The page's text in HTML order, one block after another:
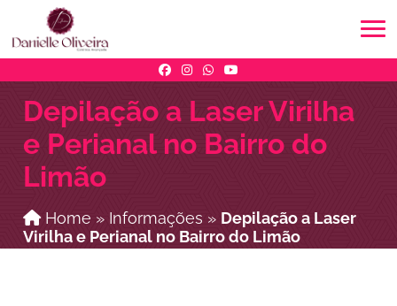
Depilação a Laser Virilha
e Perianal no Bairro do
Limão
Home » Informações » Depilação a Laser
Virilha e Perianal no Bairro do Limão